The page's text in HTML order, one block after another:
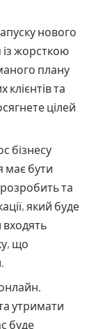
нового
із жорсткою
плану
клієнтів та
цілей
бізнесу
має бути
та
який буде
входять
що
утримати
буде